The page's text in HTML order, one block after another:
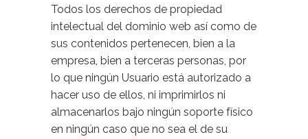
Todos los derechos de propiedad
intelectual del dominio web así como de
sus contenidos pertenecen, bien a la
empresa, bien a terceras personas, por
lo que ningún Usuario está autorizado a
hacer uso de ellos, ni imprimirlos ni
almacenarlos bajo ningún soporte físico
en ningún caso que no sea el de su